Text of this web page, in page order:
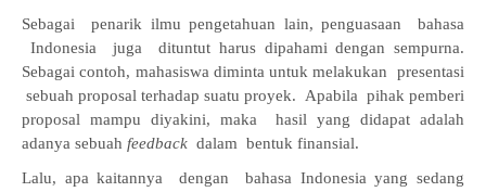
Sebagai penarik ilmu pengetahuan lain, penguasaan bahasa
Indonesia juga dituntut harus dipahami dengan sempurna.
Sebagai contoh, mahasiswa diminta untuk melakukan presentasi
sebuah proposal terhadap suatu proyek. Apabila pihak pemberi
proposal mampu diyakini, maka hasil yang didapat adalah
adanya sebuah feedback dalam bentuk finansial.
Lalu, apa kaitannya dengan bahasa Indonesia yang sedang